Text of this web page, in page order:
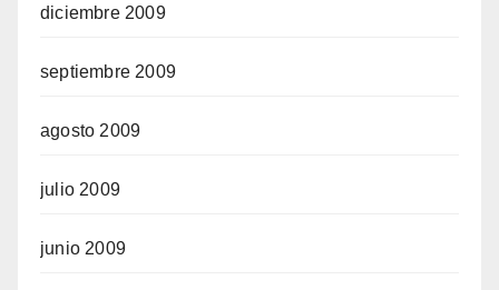
diciembre 2009
septiembre 2009
agosto 2009
julio 2009
junio 2009